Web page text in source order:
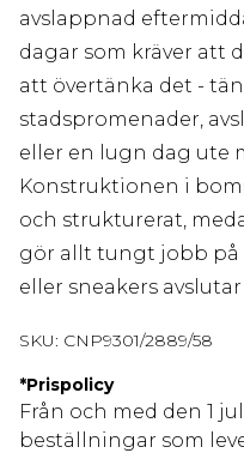
avslappnad
dagar som kräver att
att övertänka det -
stadspromenader,
eller en lugn dag ute
Konstruktionen i
och strukturerat,
gör allt tungt jobb på
eller sneakers
SKU: CNP9301/2889/58
*Prispolicy
Från och med den 1
beställningar som